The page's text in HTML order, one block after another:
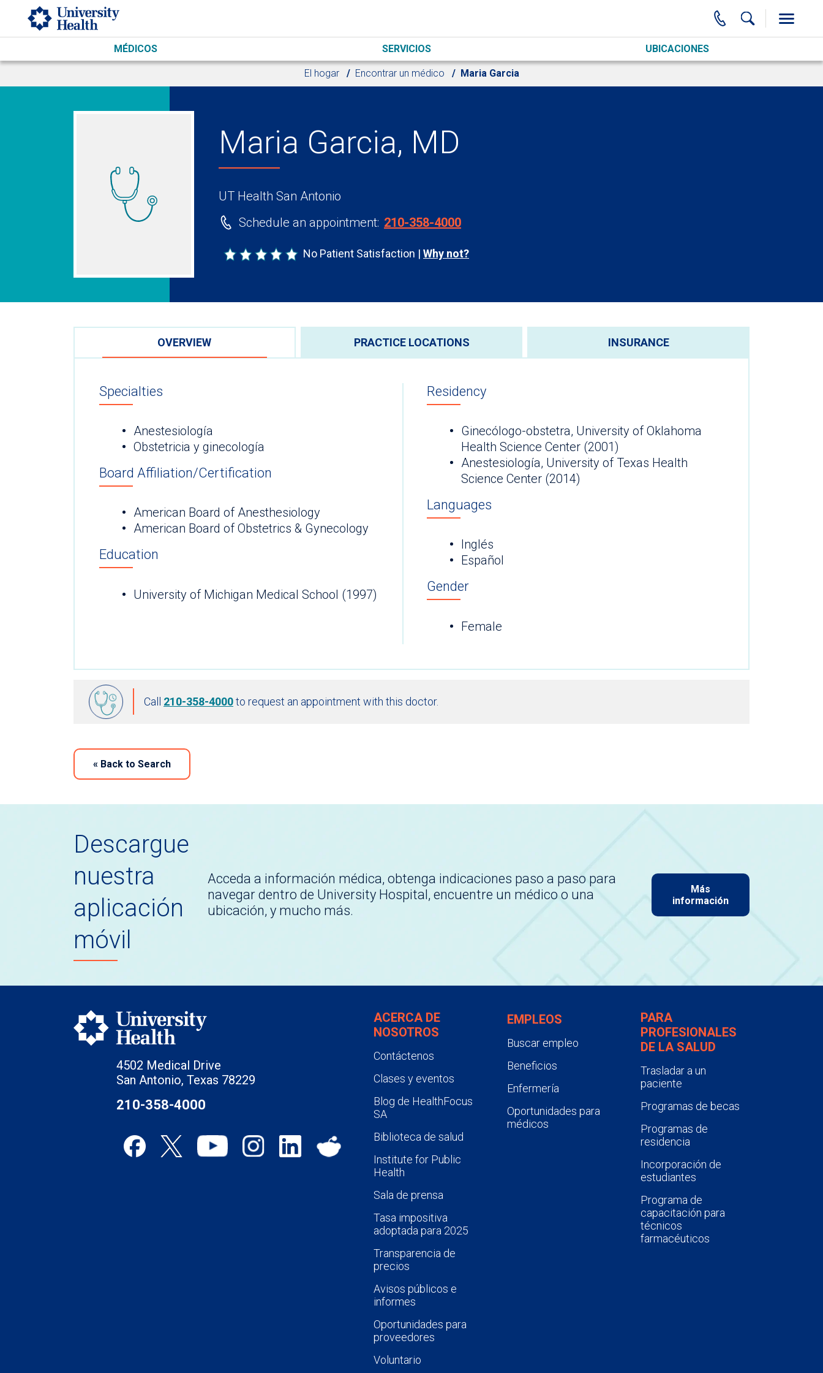
Skip to main content
MÉDICOS SERVICIOS UBICACIONES
El hogar Encontrar un médico Maria Garcia
Maria Garcia, MD
UT Health San Antonio
Schedule an appointment: 210-358-4000
No Patient Satisfaction Why not?
OVERVIEW PRACTICE LOCATIONS INSURANCE
Specialties
Anestesiología
Obstetricia y ginecología
Board Affiliation/Certification
American Board of Anesthesiology
American Board of Obstetrics & Gynecology
Education
University of Michigan Medical School (1997)
Residency
Ginecólogo-obstetra, University of Oklahoma
Health Science Center (2001)
Anestesiología, University of Texas Health
Science Center (2014)
Languages
Inglés
Español
Gender
Female
Call 210-358-4000to request an appointment with this doctor.
« Back to Search
Descargue
nuestra
aplicación
móvil
Acceda a información médica, obtenga indicaciones paso a paso para
navegar dentro de University Hospital, encuentre un médico o una
ubicación, y mucho más.
Más
información
4502 Medical Drive
San Antonio, Texas 78229
210-358-4000
ACERCA DE
NOSOTROS
Contáctenos
Clases y eventos
Blog de HealthFocus
SA
Biblioteca de salud
Institute for Public
Health
Sala de prensa
Tasa impositiva
adoptada para 2025
Transparencia de
precios
Avisos públicos e
informes
Oportunidades para
proveedores
Voluntario
EMPLEOS
Buscar empleo
Beneficios
Enfermería
Oportunidades para
médicos
PARA
PROFESIONALES
DE LA SALUD
Trasladar a un
paciente
Programas de becas
Programas de
residencia
Incorporación de
estudiantes
Programa de
capacitación para
técnicos
farmacéuticos